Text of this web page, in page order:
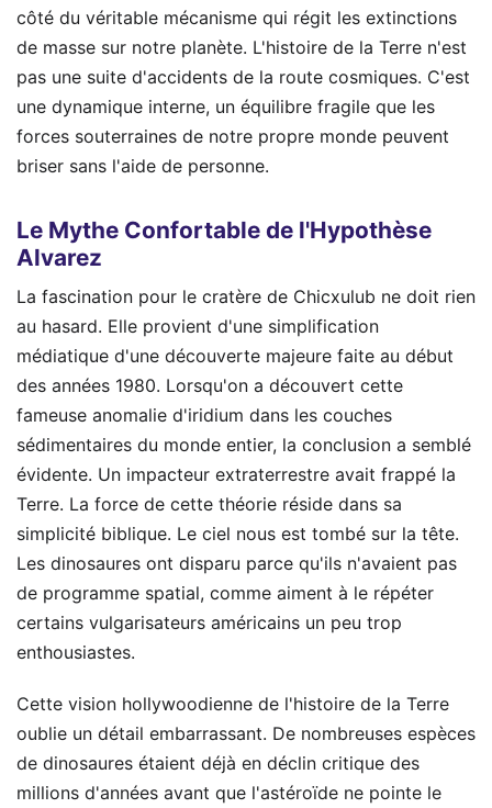
côté du véritable mécanisme qui régit les extinctions
de masse sur notre planète. L'histoire de la Terre n'est
pas une suite d'accidents de la route cosmiques. C'est
une dynamique interne, un équilibre fragile que les
forces souterraines de notre propre monde peuvent
briser sans l'aide de personne.
Le Mythe Confortable de l'Hypothèse
Alvarez
La fascination pour le cratère de Chicxulub ne doit rien
au hasard. Elle provient d'une simplification
médiatique d'une découverte majeure faite au début
des années 1980. Lorsqu'on a découvert cette
fameuse anomalie d'iridium dans les couches
sédimentaires du monde entier, la conclusion a semblé
évidente. Un impacteur extraterrestre avait frappé la
Terre. La force de cette théorie réside dans sa
simplicité biblique. Le ciel nous est tombé sur la tête.
Les dinosaures ont disparu parce qu'ils n'avaient pas
de programme spatial, comme aiment à le répéter
certains vulgarisateurs américains un peu trop
enthousiastes.
Cette vision hollywoodienne de l'histoire de la Terre
oublie un détail embarrassant. De nombreuses espèces
de dinosaures étaient déjà en déclin critique des
millions d'années avant que l'astéroïde ne pointe le